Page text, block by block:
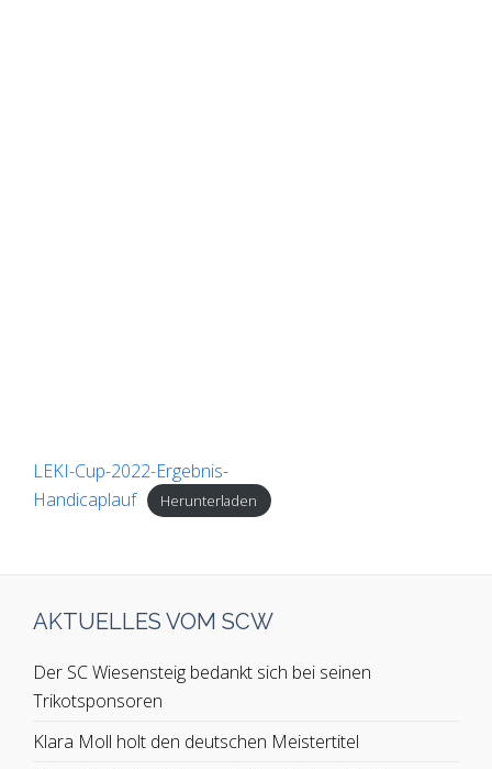
LEKI-Cup-2022-Ergebnis-
Handicaplauf
Herunterladen
AKTUELLES VOM SCW
Der SC Wiesensteig bedankt sich bei seinen
Trikotsponsoren
Klara Moll holt den deutschen Meistertitel